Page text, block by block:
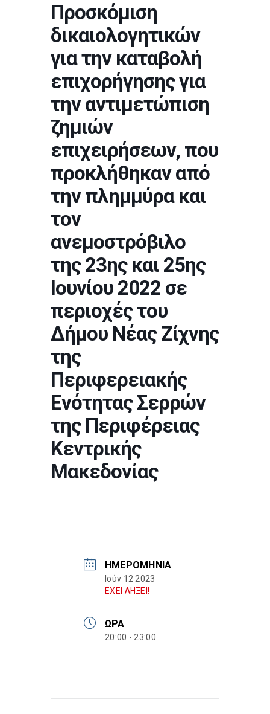
Προσκόμιση
δικαιολογητικών
για την καταβολή
επιχορήγησης για
την αντιμετώπιση
ζημιών
επιχειρήσεων, που
προκλήθηκαν από
την πλημμύρα και
τον
ανεμοστρόβιλο
της 23ης και 25ης
Ιουνίου 2022 σε
περιοχές του
Δήμου Νέας Ζίχνης
της
Περιφερειακής
Ενότητας Σερρών
της Περιφέρειας
Κεντρικής
Μακεδονίας
ΗΜΕΡΟΜΗΝΊΑ
Ιούν 12 2023
ΕΧΕΙ ΛΗΞΕΙ!
ΏΡΑ
20:00 - 23:00